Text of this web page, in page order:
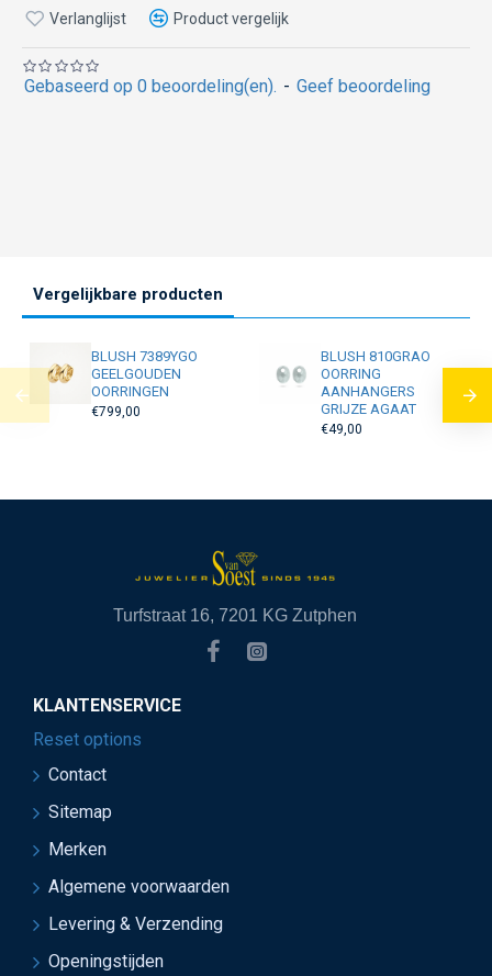
Gebaseerd op 0 beoordeling(en). - Geef beoordeling
Verlanglijst Product vergelijk
Vergelijkbare producten
BLUSH 7389YGO
GEELGOUDEN
OORRINGEN
€799,00
BLUSH 810GRAO
OORRING
AANHANGERS
GRIJZE AGAAT
€49,00
Turfstraat 16, 7201 KG Zutphen
KLANTENSERVICE
Reset options
Contact
Sitemap
Merken
Algemene voorwaarden
Levering & Verzending
Openingstijden